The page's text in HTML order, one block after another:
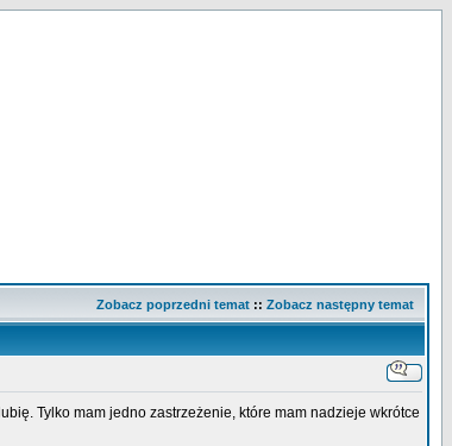
Zobacz poprzedni temat :: Zobacz następny temat
Tylko mam jedno zastrzeżenie, które mam nadzieje wkrótce